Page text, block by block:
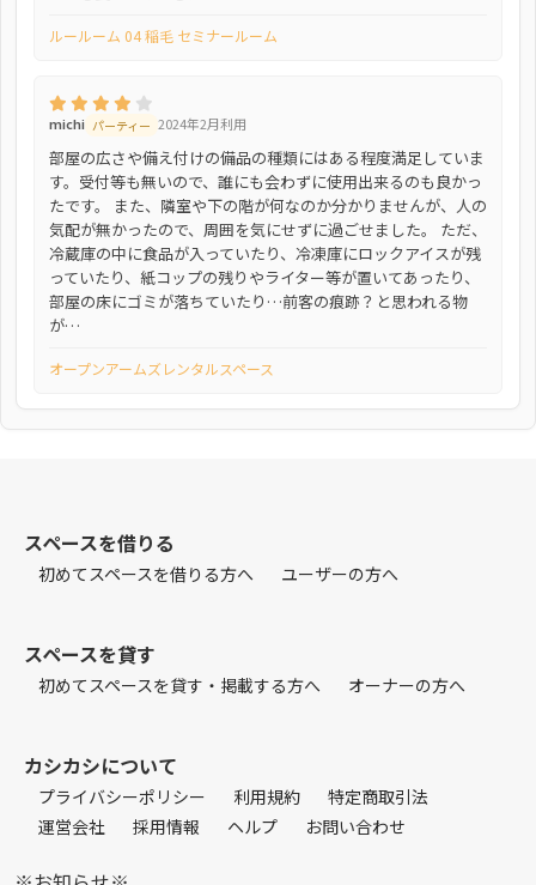
ルールーム 04 稲毛 セミナールーム
michi パーティー 2024年2月利用
部屋の広さや備え付けの備品の種類にはある程度満足していま
す。受付等も無いので、誰にも会わずに使用出来るのも良かっ
たです。 また、隣室や下の階が何なのか分かりませんが、人の
気配が無かったので、周囲を気にせずに過ごせました。 ただ、
冷蔵庫の中に食品が入っていたり、冷凍庫にロックアイスが残
っていたり、紙コップの残りやライター等が置いてあったり、
部屋の床にゴミが落ちていたり…前客の痕跡？と思われる物
が…
オープンアームズレンタルスペース
スペースを借りる
初めてスペースを借りる方へ ユーザーの方へ
スペースを貸す
初めてスペースを貸す・掲載する方へ オーナーの方へ
カシカシについて
プライバシーポリシー 利用規約
特定商取引法
運営会社
採用情報 ヘルプ お問い合わせ